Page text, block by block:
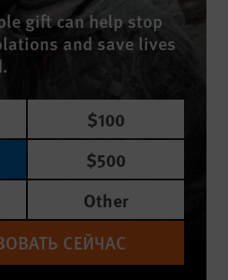
gift can help stop
and save lives
$100
$500
Other
СЕЙЧАС